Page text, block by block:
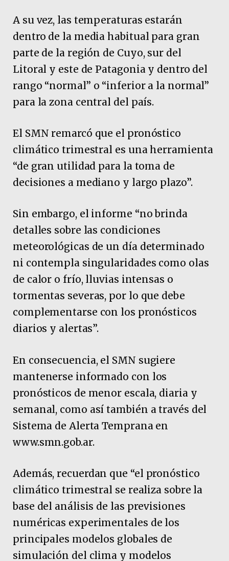
A su vez, las temperaturas estarán
dentro de la media habitual para gran
parte de la región de Cuyo, sur del
Litoral y este de Patagonia y dentro del
rango “normal” o “inferior a la normal”
para la zona central del país.
El SMN remarcó que el pronóstico
climático trimestral es una herramienta
“de gran utilidad para la toma de
decisiones a mediano y largo plazo”.
Sin embargo, el informe “no brinda
detalles sobre las condiciones
meteorológicas de un día determinado
ni contempla singularidades como olas
de calor o frío, lluvias intensas o
tormentas severas, por lo que debe
complementarse con los pronósticos
diarios y alertas”.
En consecuencia, el SMN sugiere
mantenerse informado con los
pronósticos de menor escala, diaria y
semanal, como así también a través del
Sistema de Alerta Temprana en
www.smn.gob.ar.
Además, recuerdan que “el pronóstico
climático trimestral se realiza sobre la
base del análisis de las previsiones
numéricas experimentales de los
principales modelos globales de
simulación del clima y modelos